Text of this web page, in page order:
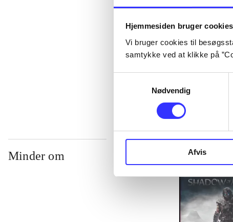
Hjemmesiden bruger cookies
Vi bruger cookies til
samtykke ved at klikke på
Nødvendig
Afvis
...
Minder om